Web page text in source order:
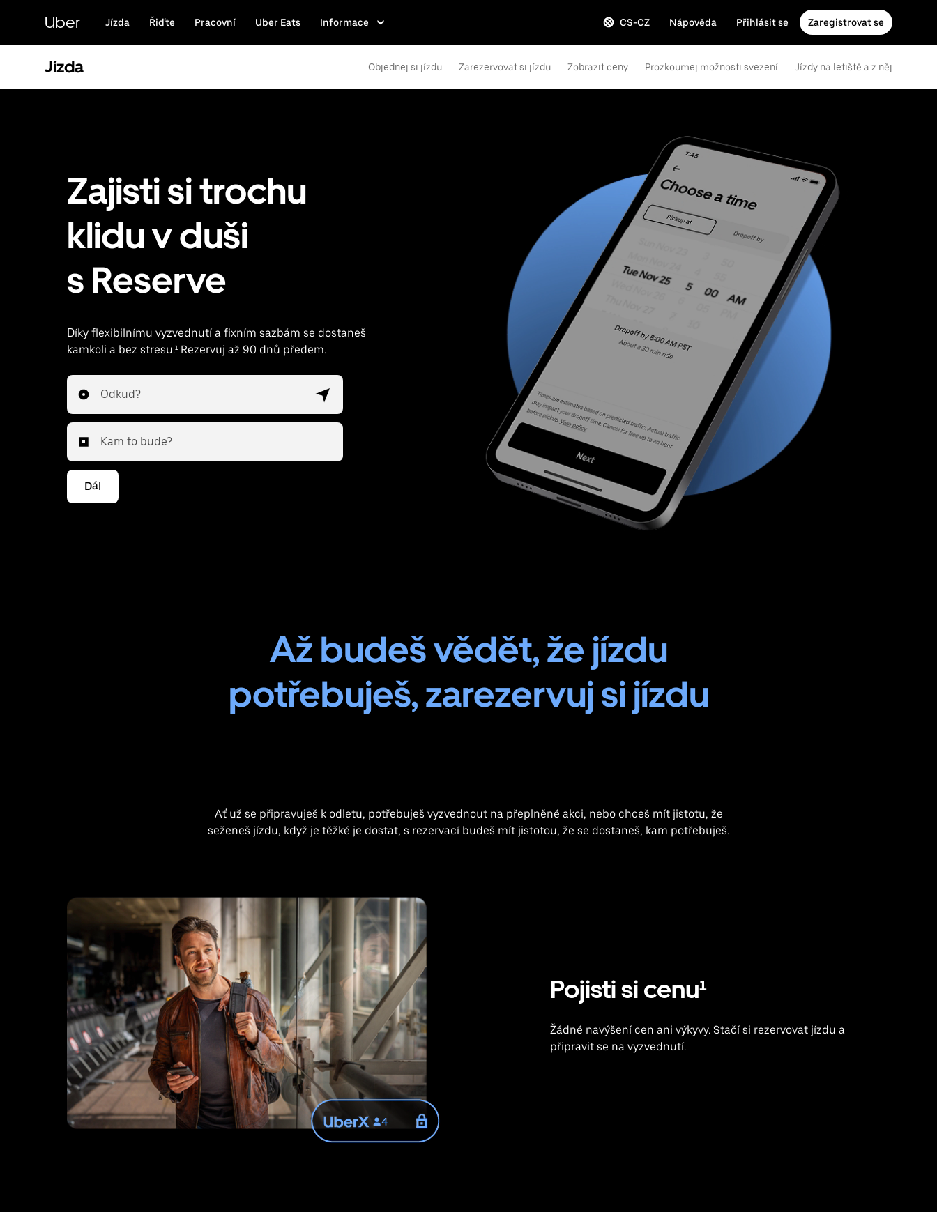
obsah
Uber Jízda Řiďte Pracovní Uber Eats Informace CS-CZ Nápověda Přihlásit se Zaregistrovat se
Jízda Objednej si jízdu Zarezervovat si jízdu Zobrazit ceny Prozkoumej možnosti svezení Jízdy na letiště a z něj
Zajisti si trochu
klidu v duši
s Reserve
Díky flexibilnímu vyzvednutí a fixním sazbám se dostaneš
kamkoli a bez stresu.¹ Rezervuj až 90 dnů předem.
Odkud?
Kam to bude?
Dál
Až budeš vědět, že jízdu
potřebuješ, zarezervuj si jízdu
Ať už se připravuješ k odletu, potřebuješ vyzvednout na přeplněné akci, nebo chceš mít jistotu, že
seženeš jízdu, když je těžké je dostat, s rezervací budeš mít jistotou, že se dostaneš, kam potřebuješ.
Pojisti si cenu¹
Žádné navýšení cen ani výkyvy. Stačí si rezervovat jízdu a
připravit se na vyzvednutí.